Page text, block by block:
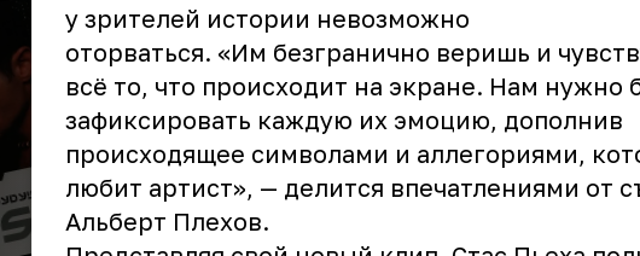
у зрителей истории невозможно
оторваться. «Им безгранично веришь и
всё то, что происходит на экране. Нам нужно
зафиксировать каждую их эмоцию, дополнив
происходящее символами и аллегориями,
любит артист», — делится впечатлениями от
Альберт Плехов.